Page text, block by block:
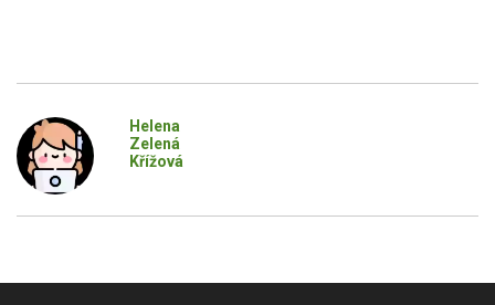
Helena
Zelená
Křížová